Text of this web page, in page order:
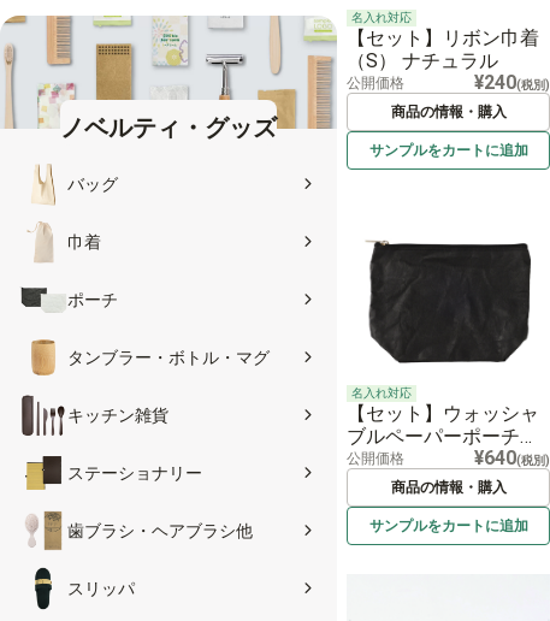
ノベルティ・グッズ
バッグ
巾着
ポーチ
タンブラー・ボトル・マグ
キッチン雑貨
ステーショナリー
歯ブラシ・ヘアブラシ他
スリッパ
名入れ対応
【セット】リボン巾着
（S） ナチュラル
公開価格 ¥240(税別)
商品の情報・購入
サンプルをカートに追加
名入れ対応
【セット】ウォッシャ
ブルペーパーポーチ
（黒）
公開価格 ¥640(税別)
商品の情報・購入
サンプルをカートに追加